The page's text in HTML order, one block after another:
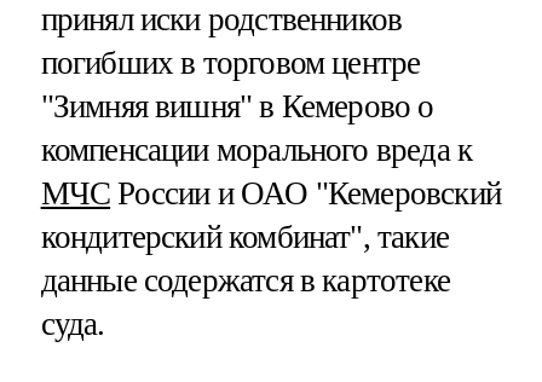
принял иски родственников
погибших в торговом центре
"Зимняя вишня" в Кемерово о
компенсации морального вреда к
МЧС России и ОАО "Кемеровский
кондитерский комбинат", такие
данные содержатся в картотеке
суда.